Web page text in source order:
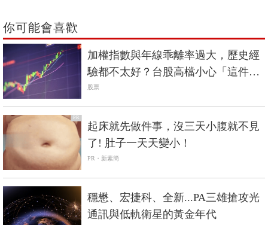
你可能會喜歡
加權指數與年線乖離率過大，歷史經
驗都不太好？台股高檔小心「這件
事」
股票
PR
起床就先做件事，沒三天小腹就不見
了! 肚子一天天變小！
PR・新素簡
穩懋、宏捷科、全新...PA三雄搶攻光
通訊與低軌衛星的黃金年代